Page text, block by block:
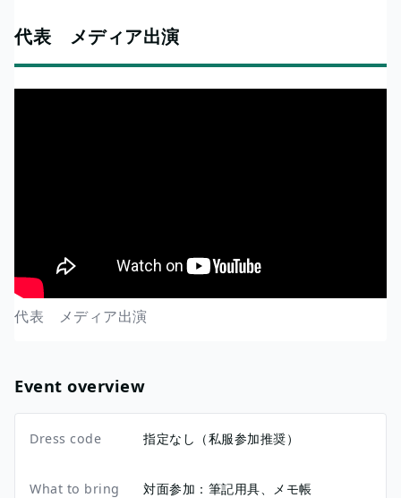
代表 メディア出演
代表 メディア出演
Event overview
Dress code 指定なし（私服参加推奨）
What to bring
対面参加：筆記用具、メモ帳